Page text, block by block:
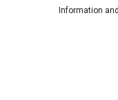
Information